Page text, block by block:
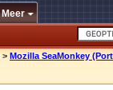
Meer
> Mozilla SeaMonkey